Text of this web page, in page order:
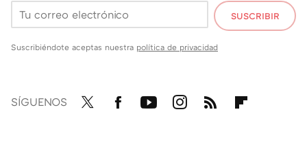
SUSCRIBIR
Suscribiéndote aceptas nuestra política de privacidad
SÍGUENOS